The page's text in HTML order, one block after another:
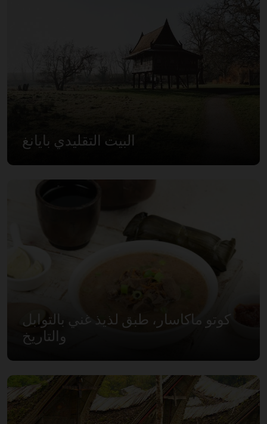
البيت التقليدي بايانغ
كوتو ماكاسار، طبق لذيذ غني بالتوابل
والتاريخ